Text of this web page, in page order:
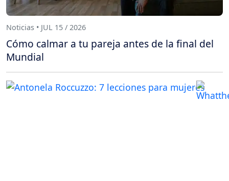
Noticias • JUL 15 / 2026
Cómo calmar a tu pareja antes de la final del
Mundial